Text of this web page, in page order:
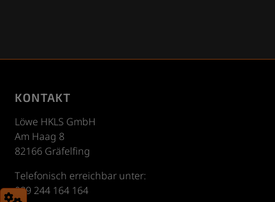
KONTAKT
Löwe HKLS GmbH
Am Haag 8
82166 Gräfelfing
Telefonisch erreichbar unter:
089 244 164 164